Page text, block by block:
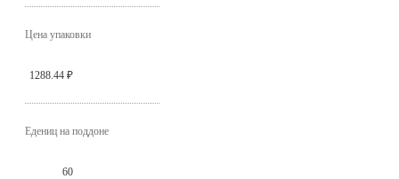
Цена упаковки
1288.44 ₽
Едениц на поддоне
60